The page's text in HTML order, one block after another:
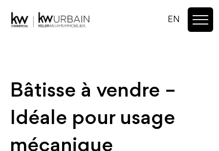
EN
Bâtisse à vendre –
Idéale pour usage
mécanique